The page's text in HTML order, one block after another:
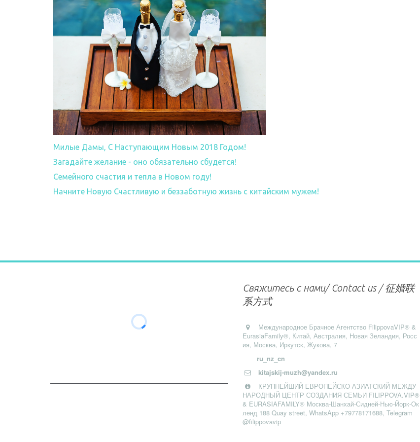
Милые Дамы, С Наступающим Новым 2018 Годом!
Загадайте желание - оно обязательно сбудeтся!
Семейного счастия и тепла в Новом году!
Начните Новую Счастливую и беззаботную жизнь с китайским мужем!
Свяжитесь с нами/ Contact us / 征婚联
系方式
Международное Брачное Агентство FilippovaVIP® &
EurasiaFamily®, Китай, Австралия, Новая Зеландия, Росс
ия, Москва, Иркутск, Жукова, 7
ru_nz_cn
kitajskij-muzh@yandex.ru
КРУПНЕЙШИЙ ЕВРОПЕЙСКО-АЗИАТСКИЙ МЕЖДУ
НАРОДНЫЙ ЦЕНТР СОЗДАНИЯ СЕМЬИ FILIPPOVA.VIP®
& EURASIAFAMILY® Москва-Шанхай-Сидней-Нью-Йорк-Ок
ленд 188 Quay street, WhatsApp +79778171688, Telegram
@filippovavip